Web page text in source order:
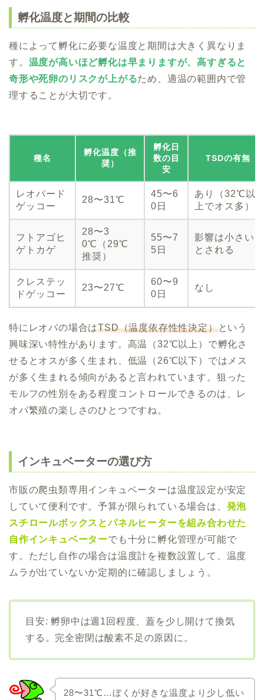
孵化温度と期間の比較
種によって孵化に必要な温度と期間は大きく異なりま
す。 温度が高いほど孵化は早まりますが、高すぎると
奇形や死卵のリスクが上がるため、適温の範囲内で管
理することが大切です。
種名
孵化温度（推
奨）
孵化日
数の目
安
TSDの有無
レオパード
ゲッコー
28〜31℃
45〜6
0日
あり（32℃以
上でオス多）
フトアゴヒ
ゲトカゲ
28〜3
0℃（29℃
推奨）
55〜7
5日
影響は小さい
とされる
クレステッ
ドゲッコー
23〜27℃
60〜9
0日
なし
特にレオパの場合はTSD（温度依存性性決定）という
興味深い特性があります。高温（32℃以上）で孵化さ
せるとオスが多く生まれ、低温（26℃以下）ではメス
が多く生まれる傾向があると言われています。狙った
モルフの性別をある程度コントロールできるのは、レ
オパ繁殖の楽しさのひとつですね。
インキュベーターの選び方
市販の爬虫類専用インキュベーターは温度設定が安定
していて便利です。予算が限られている場合は、 発泡
スチロールボックスとパネルヒーターを組み合わせた
自作インキュベーターでも十分に孵化管理が可能で
す。ただし自作の場合は温度計を複数設置して、温度
ムラが出ていないか定期的に確認しましょう。
目安: 孵卵中は週1回程度、蓋を少し開けて換気
する。完全密閉は酸素不足の原因に。
28〜31℃…ぼくが好きな温度より少し低い